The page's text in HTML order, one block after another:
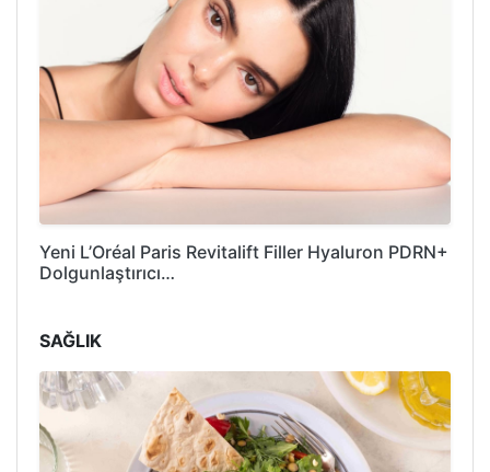
Yeni L’Oréal Paris Revitalift Filler Hyaluron PDRN+
Dolgunlaştırıcı…
SAĞLIK